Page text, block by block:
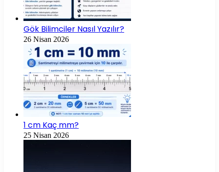
Gök Bilimciler Nasıl Yazılır?
26 Nisan 2026
1 cm Kaç mm?
25 Nisan 2026